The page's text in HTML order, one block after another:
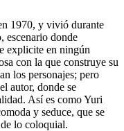
1970, y vivió durante
escenario donde
explicite en ningún
con la que construye su
los personajes; pero
autor, donde se
Así es como Yuri
y seduce, que se
lo coloquial.